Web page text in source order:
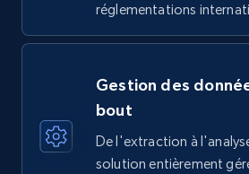
réglementations
Gestion des
bout
De l'extraction à
solution entièrement